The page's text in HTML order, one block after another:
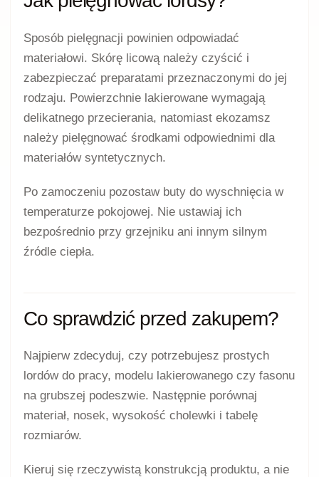
Sam niski obcas nie gwarantuje odpowiedniego
Lordsy do jeansów
Wsuwane półbuty można zestawić z jeansami o
prostej lub zwężanej nogawce oraz spodniami
kończącymi się nad kostką. Klasyczny model
może uporządkować codzienny zestaw z koszulą,
Lordsy na grubszej podeszwie dobrze współgrają
również z luźniejszymi nogawkami i bardziej
miejskimi stylizacjami.
Do prostej sukienki można dobrać smukłe lordsy
na niskim spodzie. Beżowe i jasne modele tworzą
spokojniejszy efekt, natomiast czarne lub
lakierowane wyraźniej zaznaczają linię obuwia.
Jeżeli zależy Ci na delikatniejszej i płycej wyciętej